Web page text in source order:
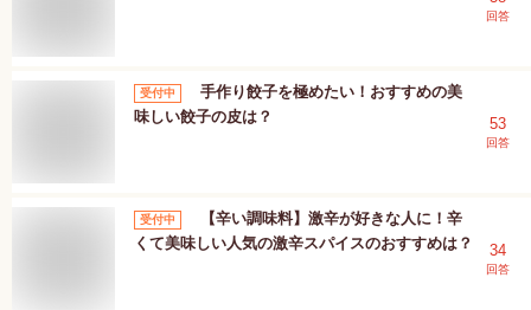
回答
受付中
手作り餃子を極めたい！おすすめの美
味しい餃子の皮は？
53
回答
受付中
【辛い調味料】激辛が好きな人に！辛
くて美味しい人気の激辛スパイスのおすすめは？
34
回答